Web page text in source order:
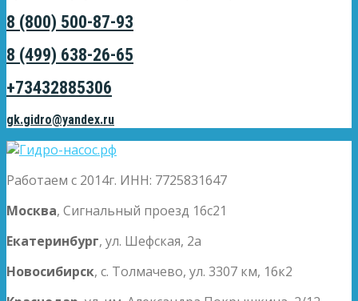
8 (800) 500-87-93
8 (499) 638-26-65
+73432885306
gk.gidro@yandex.ru
Работаем с 2014г. ИНН: 7725831647
Москва, Сигнальный проезд 16с21
Екатеринбург, ул. Шефская, 2а
Новосибирск, с. Толмачево, ул. 3307 км, 16к2